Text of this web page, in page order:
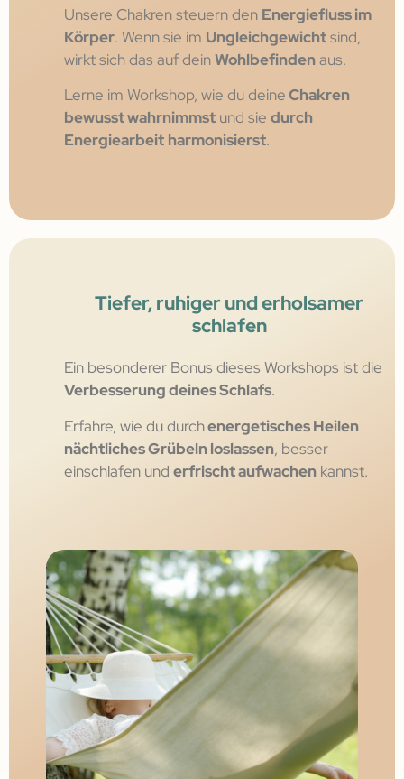
Unsere Chakren steuern den Energiefluss im
Körper. Wenn sie im Ungleichgewichtsind,
wirkt sich das auf deinWohlbefindenaus.
Lerne im Workshop, wie du deineChakren
bewusst wahrnimmst und siedurch
Energiearbeit harmonisierst.
Tiefer, ruhiger und erholsamer
schlafen
Ein besonderer Bonus dieses Workshops ist die
Verbesserung deines Schlafs.
Erfahre, wie du durchenergetisches Heilen
nächtliches Grübeln loslassen, besser
einschlafen underfrischt aufwachen kannst.